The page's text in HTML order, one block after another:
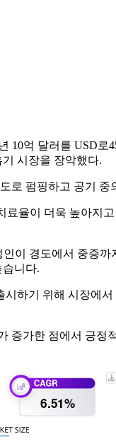
10억 달러를 USD로
시장을 장악했다.
로 펌핑하고 공기 중
율이 더욱 높아지
이 경도에서 중증
니다.
하기 위해 시장에
증가한 점에서 긍정